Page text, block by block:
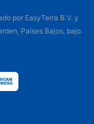
por EasyTerra B.V. y
Países Bajos, bajo